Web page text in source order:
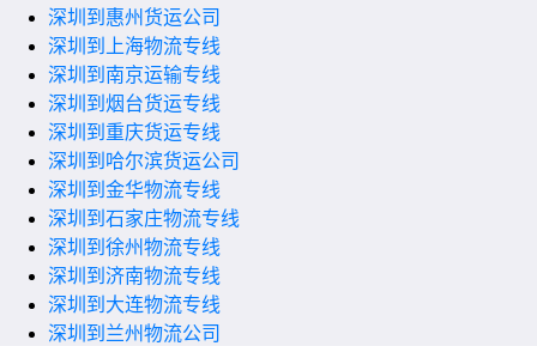
深圳到惠州货运公司
深圳到上海物流专线
深圳到南京运输专线
深圳到烟台货运专线
深圳到重庆货运专线
深圳到哈尔滨货运公司
深圳到金华物流专线
深圳到石家庄物流专线
深圳到徐州物流专线
深圳到济南物流专线
深圳到大连物流专线
深圳到兰州物流公司